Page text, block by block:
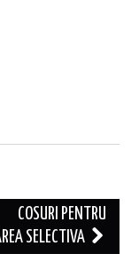
COSURI PENTRU
SELECTIVA